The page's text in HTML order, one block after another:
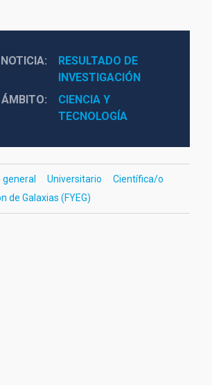
RESULTADO DE
INVESTIGACIÓN
ÁMBITO
CIENCIA Y
TECNOLOGÍA
general Universitario
Científica/o
de Galaxias (FYEG)